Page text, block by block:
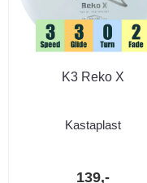
K3 Reko X
Kastaplast
139,-